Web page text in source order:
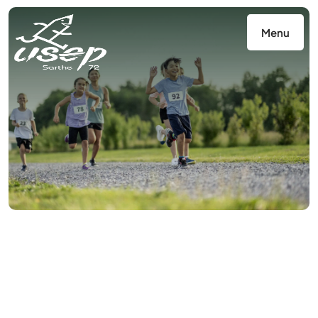
Menu
Panneau de gestion des cookies